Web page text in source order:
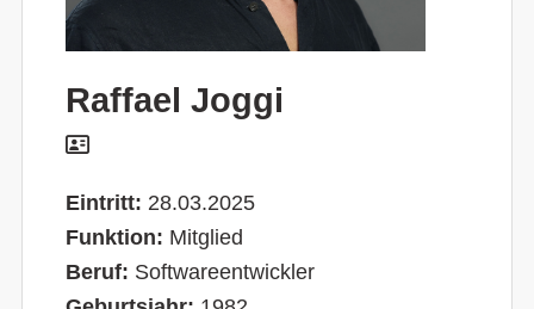
Raffael Joggi
Eintritt: 28.03.2025
Funktion: Mitglied
Beruf: Softwareentwickler